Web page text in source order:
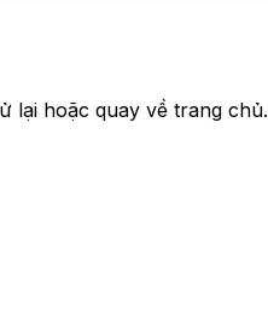
lại hoặc quay về trang chủ.